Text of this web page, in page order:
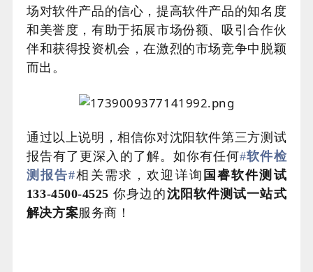
场对软件产品的信心，提高软件产品的知名度
和美誉度，有助于拓展市场份额、吸引合作伙
伴和获得投资机会，在激烈的市场竞争中脱颖
而出。
通过以上说明，相信你对沈阳软件第三方测试
报告有了更深入的了解。如你有任何#软件检
测报告#相关需求，欢迎详询 国睿软件测试
133-4500-4525 你身边的沈阳 软件测试一站式
解决方案服务商！